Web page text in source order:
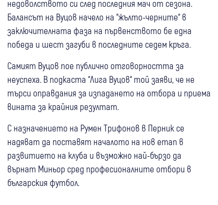
недоволството си след последния мач от сезона.
Балансът на Вуцов начело на “жълто-черните“ в
заключителната фаза на първенството бе една
победа и шест загуби в последните седем кръга.
Самият Вуцов пое публично отговорността за
неуспеха. В подкаста “Лига Вуцов“ той заяви, че не
търси оправдания за изпадането на отбора и приема
вината за крайния резултат.
С назначението на Румен Трифонов в Перник се
надяват да поставят началото на нов етап в
развитието на клуба и възможно най-бързо да
върнат Миньор сред професионалните отбори в
българския футбол.